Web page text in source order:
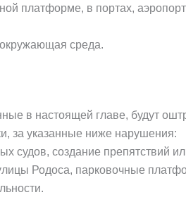
платформе, в портах,
окружающая среда.
в настоящей главе, будут
за указанные ниже нарушения:
судов, создание препятствий
Родоса, парковочные